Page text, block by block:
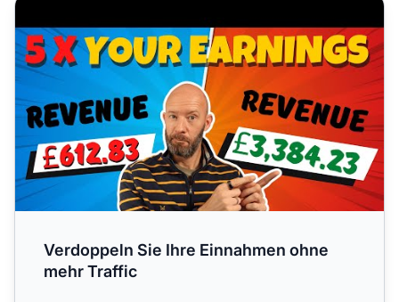
Verdoppeln Sie Ihre Einnahmen ohne
mehr Traffic